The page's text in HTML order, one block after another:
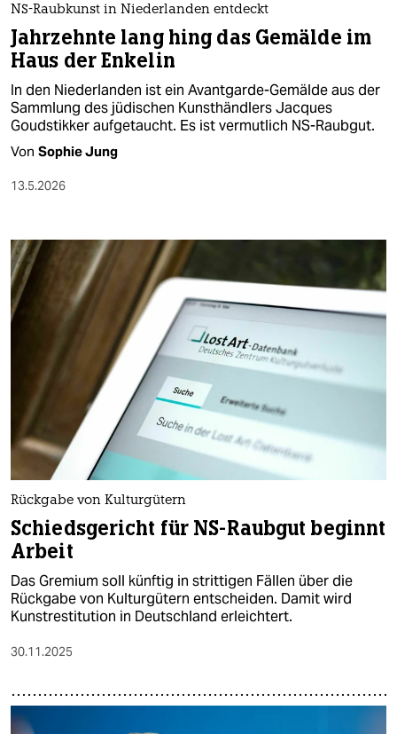
NS-Raubkunst in Niederlanden entdeckt
Jahrzehnte lang hing das Gemälde im
Haus der Enkelin
In den Niederlanden ist ein Avantgarde-Gemälde aus der
Sammlung des jüdischen Kunsthändlers Jacques
Goudstikker aufgetaucht. Es ist vermutlich NS-Raubgut.
Von Sophie Jung
13.5.2026
Rückgabe von Kulturgütern
Schiedsgericht für NS-Raubgut beginnt
Arbeit
Das Gremium soll künftig in strittigen Fällen über die
Rückgabe von Kulturgütern entscheiden. Damit wird
Kunstrestitution in Deutschland erleichtert.
30.11.2025